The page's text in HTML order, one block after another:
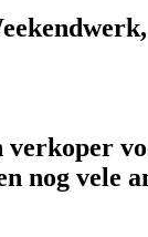
verkoper
nog vele